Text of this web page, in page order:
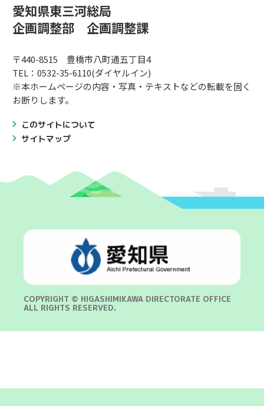
愛知県東三河総局
企画調整部 企画調整課
〒440-8515 豊橋市八町通五丁目4
TEL：0532-35-6110(ダイヤルイン)
※本ホームページの内容・写真・テキストなどの転載を固く
お断りします。
このサイトについて
サイトマップ
COPYRIGHT © HIGASHIMIKAWA DIRECTORATE OFFICE
ALL RIGHTS RESERVED.